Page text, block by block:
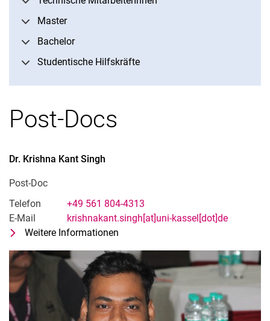
Auszeichnungen und Preise
Master
Bachelor
Studentische Hilfskräfte
Post-Docs
Dr. Krishna Kant Singh
Post-Doc
Telefon
+49 561 804-4313
E-Mail
krishnakant.singh[at]uni-kassel[dot]de
Weitere Informationen